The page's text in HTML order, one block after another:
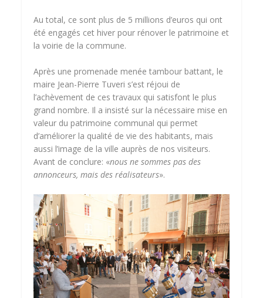
Au total, ce sont plus de 5 millions d’euros qui ont
été engagés cet hiver pour rénover le patrimoine et
la voirie de la commune.
Après une promenade menée tambour battant, le
maire Jean-Pierre Tuveri s’est réjoui de
l’achèvement de ces travaux qui satisfont le plus
grand nombre. Il a insisté sur la nécessaire mise en
valeur du patrimoine communal qui permet
d’améliorer la qualité de vie des habitants, mais
aussi l’image de la ville auprès de nos visiteurs.
Avant de conclure: «nous ne sommes pas des
annonceurs, mais des réalisateurs».